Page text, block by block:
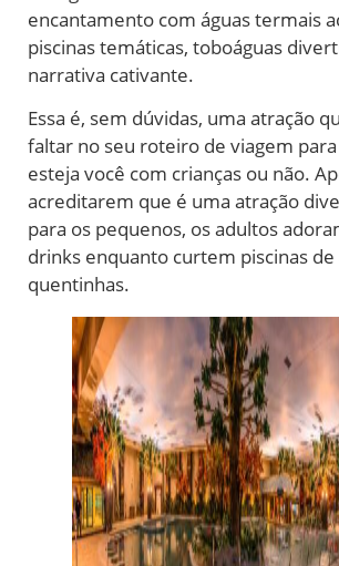
encantamento com águas termais
piscinas temáticas, toboáguas
narrativa cativante.
Essa é, sem dúvidas, uma atração
faltar no seu roteiro de viagem
esteja você com crianças ou não.
acreditarem que é uma atração
para os pequenos, os adultos
drinks enquanto curtem piscinas de
quentinhas.